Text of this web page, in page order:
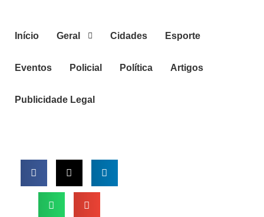
Início Geral Cidades Esporte
Eventos Policial Política Artigos
Publicidade Legal